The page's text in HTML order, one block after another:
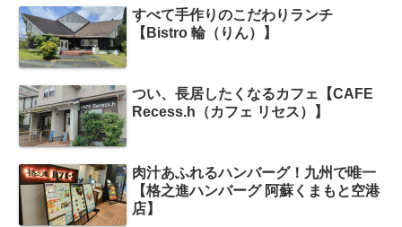
すべて手作りのこだわりランチ
【Bistro 輪（りん）】
つい、長居したくなるカフェ【CAFE
Recess.h（カフェ リセス）】
肉汁あふれるハンバーグ！九州で唯一
【格之進ハンバーグ 阿蘇くまもと空港
店】